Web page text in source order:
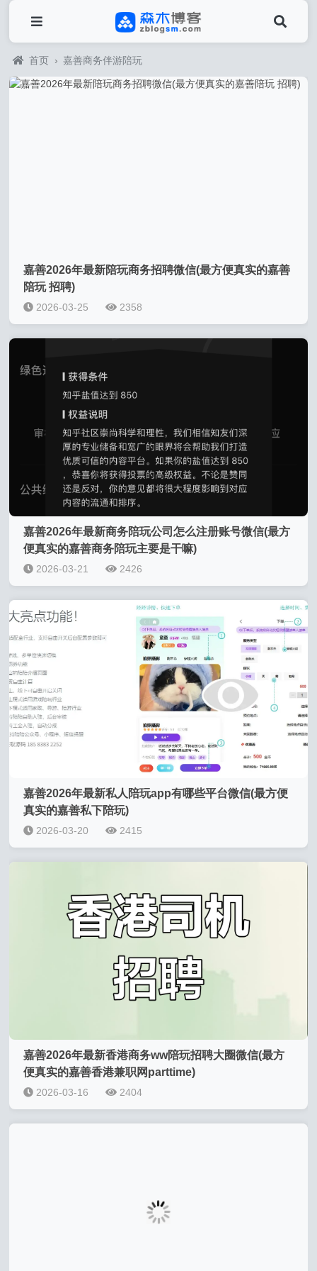
首页 › 嘉善商务伴游陪玩
嘉善2026年最新陪玩商务招聘微信(最方便真实的嘉善
陪玩 招聘)
2026-03-25 2358
嘉善2026年最新商务陪玩公司怎么注册账号微信(最方
便真实的嘉善商务陪玩主要是干嘛)
2026-03-21 2426
嘉善2026年最新私人陪玩app有哪些平台微信(最方便
真实的嘉善私下陪玩)
2026-03-20 2415
嘉善2026年最新香港商务ww陪玩招聘大圈微信(最方
便真实的嘉善香港兼职网parttime)
2026-03-16 2404